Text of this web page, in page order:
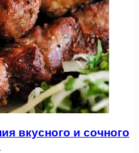
вкусного и сочного